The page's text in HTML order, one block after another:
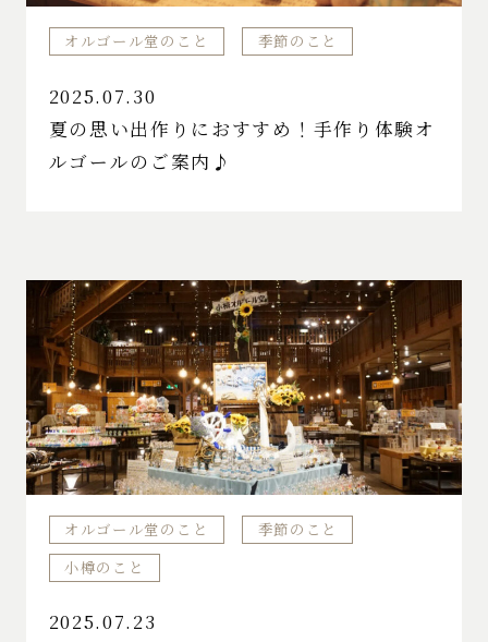
オルゴール堂のこと 季節のこと
2025.07.30
夏の思い出作りにおすすめ！手作り体験オ
ルゴールのご案内♪
オルゴール堂のこと
季節のこと
小樽のこと
2025.07.23